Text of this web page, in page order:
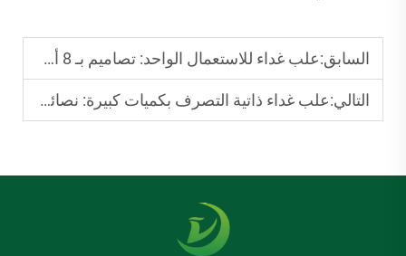
السابق:علب غداء للاستعمال الواحد: تصاميم بـ 8 أقسام لتوفير وجبات متوازنة
التالي:علب غداء ذاتية التصرف بكميات كبيرة: نصائح لتوفير التكاليف للمدارس والمكاتب